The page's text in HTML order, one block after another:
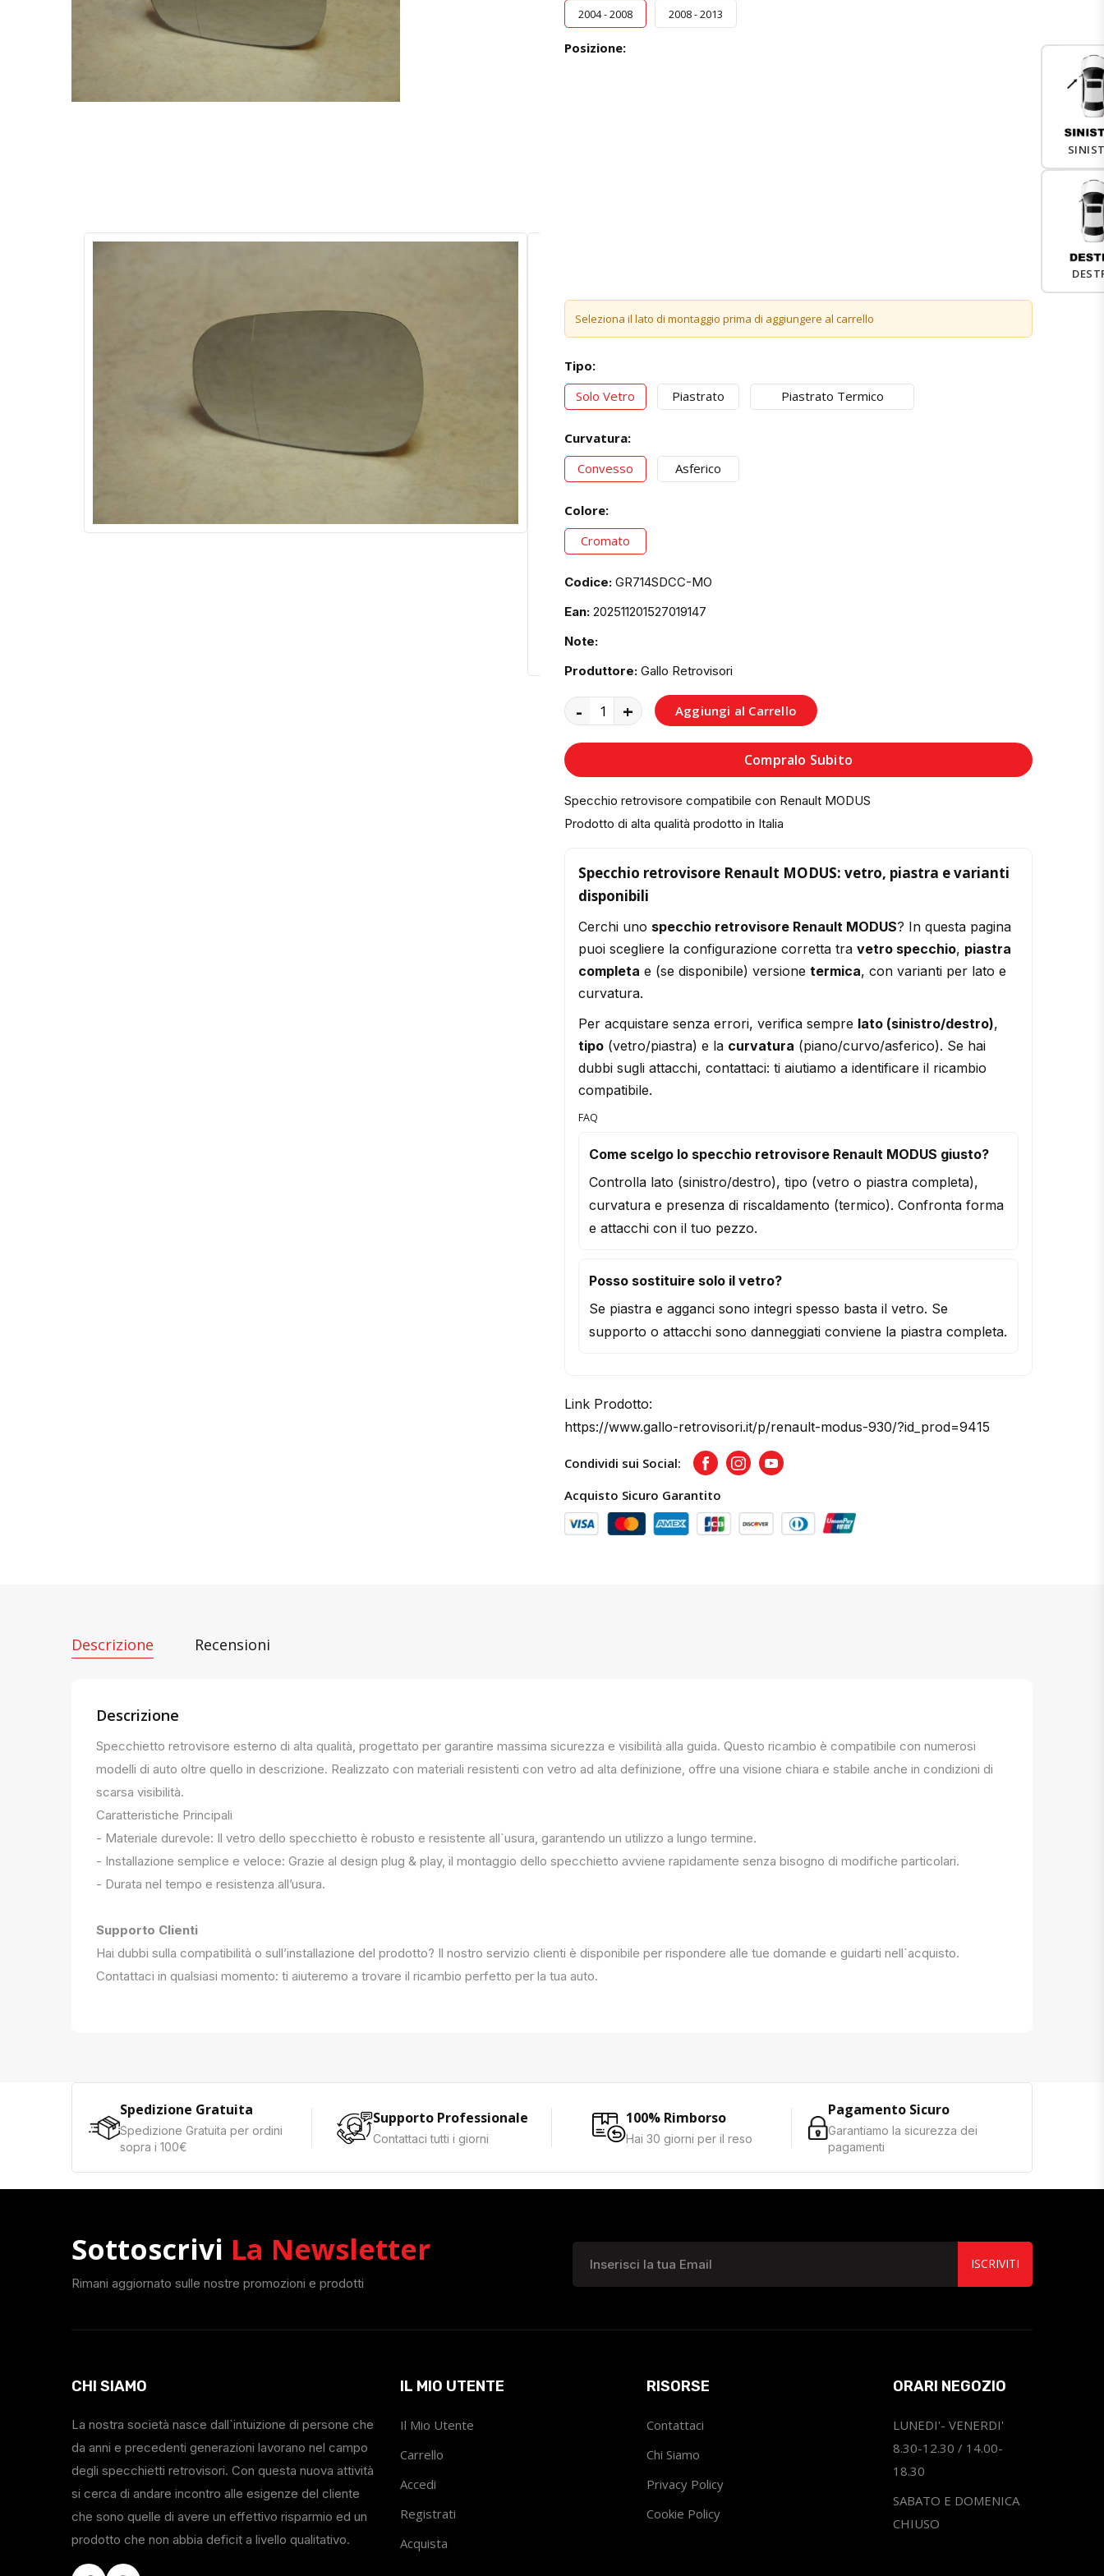
2004 - 2008 2008 - 2013
Posizione:
Seleziona il lato di montaggio prima di aggiungere al carrello
Tipo:
Solo Vetro
Piastrato Piastrato Termico
Curvatura:
Convesso
Asferico
Colore:
Cromato
Codice: GR714SDCC-MO
Ean: 202511201527019147
Note:
Produttore: Gallo Retrovisori
- + Aggiungi al Carrello
Compralo Subito
Specchio retrovisore compatibile con Renault MODUS
Prodotto di alta qualità prodotto in Italia
Specchio retrovisore Renault MODUS: vetro, piastra e varianti
disponibili
Cerchi uno specchio retrovisore Renault MODUS? In questa pagina
puoi scegliere la configurazione corretta tra vetro specchio, piastra
completa e (se disponibile) versione termica, con varianti per lato e
curvatura.
Per acquistare senza errori, verifica sempre lato (sinistro/destro),
tipo (vetro/piastra) e la curvatura (piano/curvo/asferico). Se hai
dubbi sugli attacchi, contattaci: ti aiutiamo a identificare il ricambio
compatibile.
FAQ
Come scelgo lo specchio retrovisore Renault MODUS giusto?
Controlla lato (sinistro/destro), tipo (vetro o piastra completa),
curvatura e presenza di riscaldamento (termico). Confronta forma
e attacchi con il tuo pezzo.
Posso sostituire solo il vetro?
Se piastra e agganci sono integri spesso basta il vetro. Se
supporto o attacchi sono danneggiati conviene la piastra completa.
Link Prodotto:
https://www.gallo-retrovisori.it/p/renault-modus-930/?id_prod=9415
Condividi sui Social: FacebookInstagramYoutube
Acquisto Sicuro Garantito
Descrizione Recensioni
Descrizione
Specchietto retrovisore esterno di alta qualità, progettato per garantire massima sicurezza e visibilità alla guida. Questo ricambio è compatibile con numerosi
modelli di auto oltre quello in descrizione. Realizzato con materiali resistenti con vetro ad alta definizione, offre una visione chiara e stabile anche in condizioni di
scarsa visibilità.
Caratteristiche Principali
- Materiale durevole: Il vetro dello specchietto è robusto e resistente all`usura, garantendo un utilizzo a lungo termine.
- Installazione semplice e veloce: Grazie al design plug & play, il montaggio dello specchietto avviene rapidamente senza bisogno di modifiche particolari.
- Durata nel tempo e resistenza all’usura.
Supporto Clienti
Hai dubbi sulla compatibilità o sull’installazione del prodotto? Il nostro servizio clienti è disponibile per rispondere alle tue domande e guidarti nell`acquisto.
Contattaci in qualsiasi momento: ti aiuteremo a trovare il ricambio perfetto per la tua auto.
Spedizione Gratuita
Spedizione Gratuita per ordini
sopra i 100€
Supporto Professionale
Contattaci tutti i giorni
100% Rimborso
Hai 30 giorni per il reso
Pagamento Sicuro
Garantiamo la sicurezza dei
pagamenti
Sottoscrivi La Newsletter
Rimani aggiornato sulle nostre promozioni e prodotti
ISCRIVITI
CHI SIAMO
La nostra società nasce dall`intuizione di persone che
da anni e precedenti generazioni lavorano nel campo
degli specchietti retrovisori. Con questa nuova attività
si cerca di andare incontro alle esigenze del cliente
che sono quelle di avere un effettivo risparmio ed un
prodotto che non abbia deficit a livello qualitativo.
IL MIO UTENTE
Il Mio Utente
Carrello
Accedi
Registrati
Acquista
RISORSE
Contattaci
Chi Siamo
Privacy Policy
Cookie Policy
ORARI NEGOZIO
LUNEDI'- VENERDI'
8.30-12.30 / 14.00-
18.30
SABATO E DOMENICA
CHIUSO